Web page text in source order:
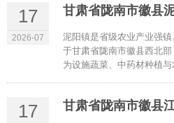
17
2026-07
甘肃省陇南市徽县
泥阳镇是省级农业产业强
于甘肃省陇南市徽县西北
为设施蔬菜、中药材种植
17 甘肃省陇南市徽县